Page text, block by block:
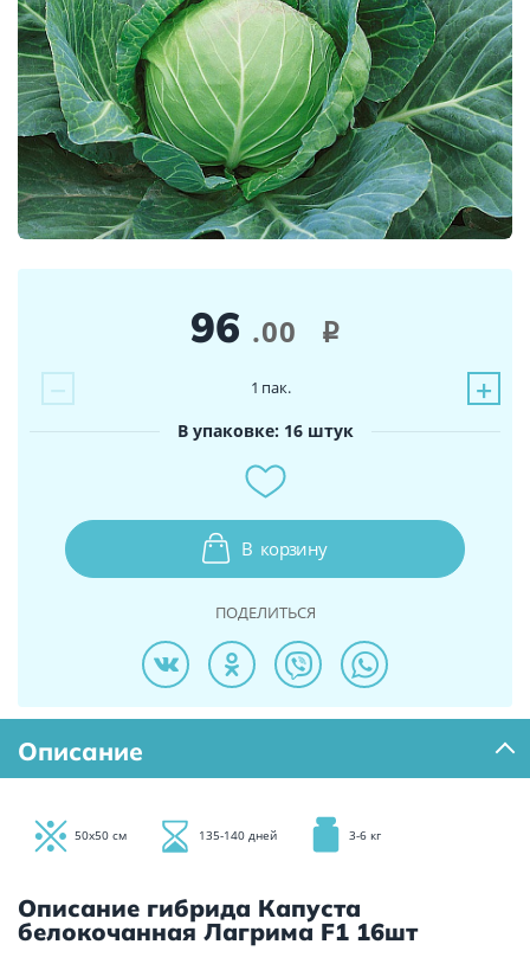
96 .00 i
− +
1 пак.
В упаковке: 16 штук
В корзину
ПОДЕЛИТЬСЯ
Описание
50х50 см 135-140 дней 3-6 кг
Описание гибрида Капуста
белокочанная Лагрима F1 16шт